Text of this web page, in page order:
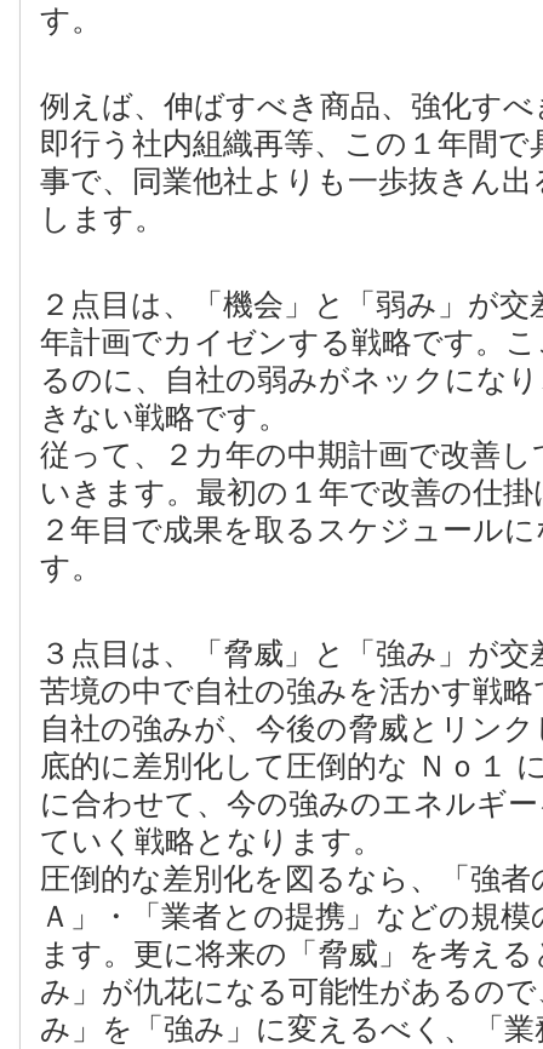
す。
例えば、伸ばすべき商品、強化す
即行う社内組織再等、この１年間で
事で、同業他社よりも一歩抜きん
します。
２点目は、「機会」と「弱み」が
年計画でカイゼンする戦略です。
るのに、自社の弱みがネックにな
きない戦略です。
従って、２カ年の中期計画で改善
いきます。最初の１年で改善の仕
２年目で成果を取るスケジュール
す。
３点目は、「脅威」と「強み」が
苦境の中で自社の強みを活かす戦略
自社の強みが、今後の脅威とリン
底的に差別化して圧倒的な Ｎｏ１
に合わせて、今の強みのエネルギ
ていく戦略となります。
圧倒的な差別化を図るなら、「強者
Ａ」・「業者との提携」などの規
ます。更に将来の「脅威」を考え
み」が仇花になる可能性があるの
み」を「強み」に変えるべく、「